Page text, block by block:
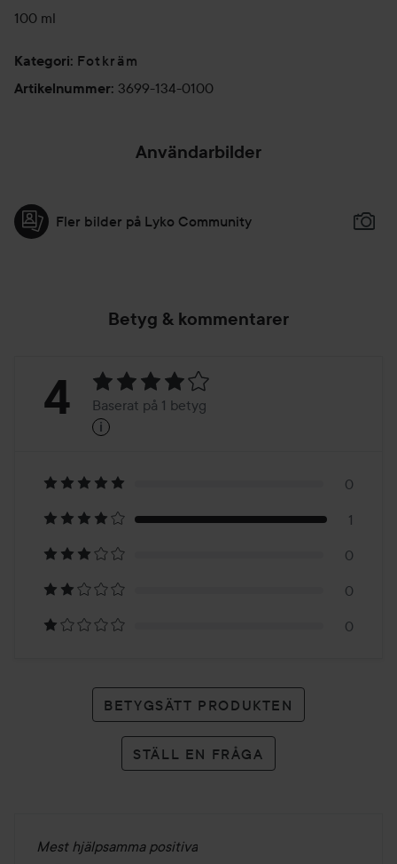
100 ml
Kategori: Fotkräm
Artikelnummer: 3699-134-0100
Användarbilder
Fler bilder på Lyko Community
Betyg & kommentarer
Betyg:
Baserat
på
1
betyg
4 Baserat på 1 betyg
i
0
1
0
0
0
BETYGSÄTT PRODUKTEN
STÄLL EN FRÅGA
Mest hjälpsamma positiva